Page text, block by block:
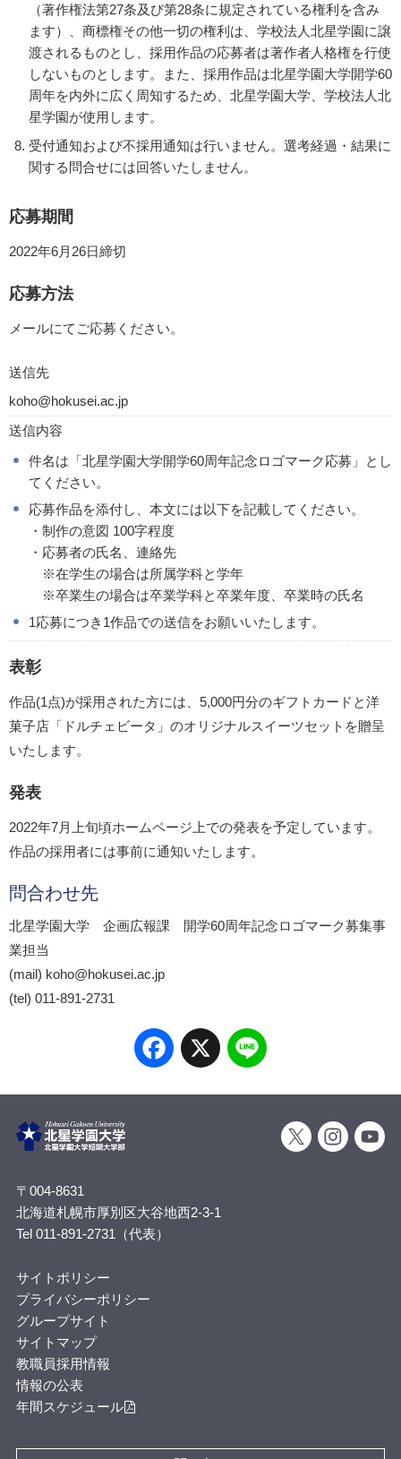
（著作権法第27条及び第28条に規定されている権利を含み
ます）、商標権その他一切の権利は、学校法人北星学園に譲
渡されるものとし、採用作品の応募者は著作者人格権を行使
しないものとします。また、採用作品は北星学園大学開学60
周年を内外に広く周知するため、北星学園大学、学校法人北
星学園が使用します。
受付通知および不採用通知は行いません。選考経過・結果に
関する問合せには回答いたしません。
応募期間
2022年6月26日締切
応募方法
メールにてご応募ください。
送信先
koho@hokusei.ac.jp
送信内容
件名は「北星学園大学開学60周年記念ロゴマーク応募」とし
てください。
応募作品を添付し、本文には以下を記載してください。
・制作の意図 100字程度
・応募者の氏名、連絡先
※在学生の場合は所属学科と学年
※卒業生の場合は卒業学科と卒業年度、卒業時の氏名
1応募につき1作品での送信をお願いいたします。
表彰
作品(1点)が採用された方には、5,000円分のギフトカードと洋
菓子店「ドルチェビータ」のオリジナルスイーツセットを贈呈
いたします。
発表
2022年7月上旬頃ホームページ上での発表を予定しています。
作品の採用者には事前に通知いたします。
問合わせ先
北星学園大学 企画広報課 開学60周年記念ロゴマーク募集事
業担当
(mail) koho@hokusei.ac.jp
(tel) 011-891-2731
Facebook
X
〒004-8631
北海道札幌市厚別区大谷地西2-3-1
Tel 011-891-2731（代表）
サイトポリシー
プライバシーポリシー
グループサイト
サイトマップ
教職員採用情報
情報の公表
年間スケジュール